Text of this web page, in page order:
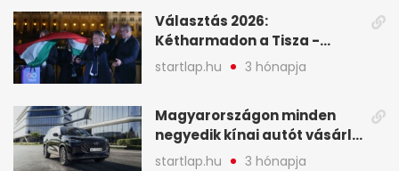
Választás 2026:
Kétharmadon a Tisza -
mutatjuk, hogyan alakulnak
a mandátumok
startlap.hu 3 hónapja
Magyarországon minden
negyedik kínai autót vásárló
a Chery mellett döntött (X)
startlap.hu 3 hónapja